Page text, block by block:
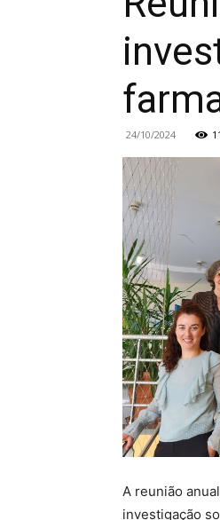
24/10/2024
A reunião
investigação